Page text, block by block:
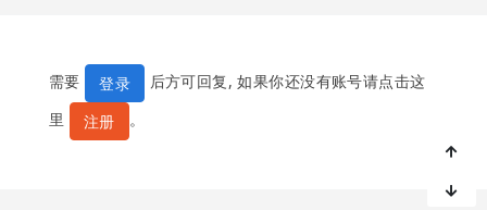
需要 登录
后方可回复, 如果你还没有账号请点击这
里
注册 。